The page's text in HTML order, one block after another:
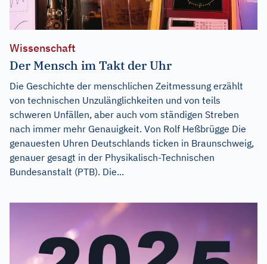
Wissenschaft
Der Mensch im Takt der Uhr
Die Geschichte der menschlichen Zeitmessung erzählt
von technischen Unzulänglichkeiten und von teils
schweren Unfällen, aber auch vom ständigen Streben
nach immer mehr Genauigkeit. Von Rolf Heßbrügge Die
genauesten Uhren Deutschlands ticken in Braunschweig,
genauer gesagt in der Physikalisch-Technischen
Bundesanstalt (PTB). Die...